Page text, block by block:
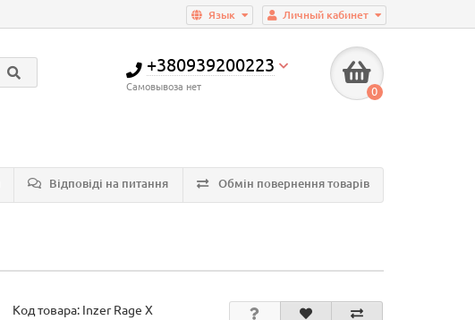
Личный кабинет
Язык
+380939200223
Самовывоза нет 0
Відповіді на питання Обмін повернення товарів
Код товара: Inzer Rage X